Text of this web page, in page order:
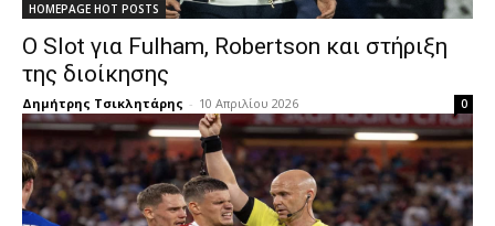
HOMEPAGE HOT POSTS
Ο Slot για Fulham, Robertson και στήριξη
της διοίκησης
Δημήτρης Τσικλητάρης - 10 Απριλίου 2026 0